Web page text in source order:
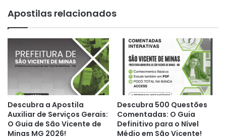
Apostilas relacionados
Descubra a Apostila
Auxiliar de Serviços Gerais:
O Guia de São Vicente de
Minas MG 2026!
Descubra 500 Questões
Comentadas: O Guia
Definitivo para o Nível
Médio em São Vicente!